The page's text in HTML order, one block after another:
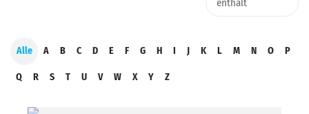
Alle A B C D E F G H I J K L M N O P
Q R S T U V W X Y Z